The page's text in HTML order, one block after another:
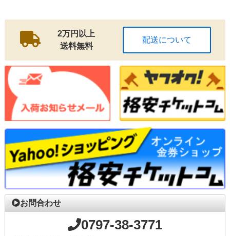
2万円以上
送料無料
配送について
お問合わせ
0797-38-3771